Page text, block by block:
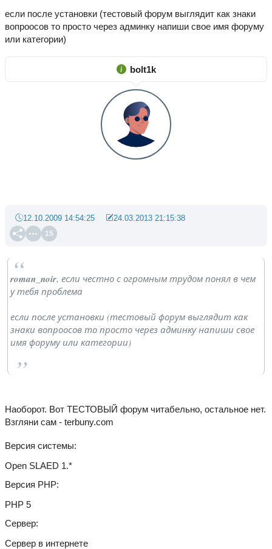
если после установки (тестовый форум выглядит как знаки
вопроосов то просто через админку напиши свое имя форуму
или категории)
bolt1k
15
12.10.2009 14:54:25 24.03.2013 21:15:38
roman_noir, если честно с огромным трудом понял в чем
у тебя проблема
если после установки (тестовый форум выглядит как
знаки вопроосов то просто через админку напиши свое
имя форуму или категории)
Наоборот. Вот ТЕСТОВЫЙ форум читабельно, остальное нет.
Взгляни сам - terbuny.com
Версия системы
Open SLAED 1.*
Версия PHP
PHP 5
Сервер
Сервер в интернете